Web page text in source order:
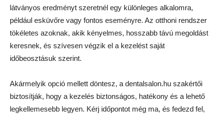
látványos eredményt szeretnél egy különleges alkalomra,
például esküvőre vagy fontos eseményre. Az otthoni rendszer
tökéletes azoknak, akik kényelmes, hosszabb távú megoldást
keresnek, és szívesen végzik el a kezelést saját
időbeosztásuk szerint.
Akármelyik opció mellett döntesz, a dentalsalon.hu szakértői
biztosítják, hogy a kezelés biztonságos, hatékony és a lehető
legkellemesebb legyen. Kérj időpontot még ma, és fedezd fel,